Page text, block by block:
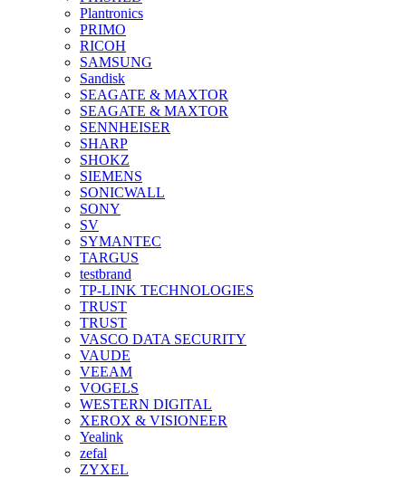
Plantronics
PRIMO
RICOH
SAMSUNG
Sandisk
SEAGATE & MAXTOR
SEAGATE & MAXTOR
SENNHEISER
SHARP
SHOKZ
SIEMENS
SONICWALL
SONY
SV
SYMANTEC
TARGUS
testbrand
TP-LINK TECHNOLOGIES
TRUST
TRUST
VASCO DATA SECURITY
VAUDE
VEEAM
VOGELS
WESTERN DIGITAL
XEROX & VISIONEER
Yealink
zefal
ZYXEL